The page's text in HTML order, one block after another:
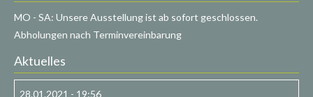
MO - SA: Unsere Ausstellung ist ab sofort geschlossen.
Abholungen nach Terminvereinbarung
Aktuelles
28.01.2021 - 19:56